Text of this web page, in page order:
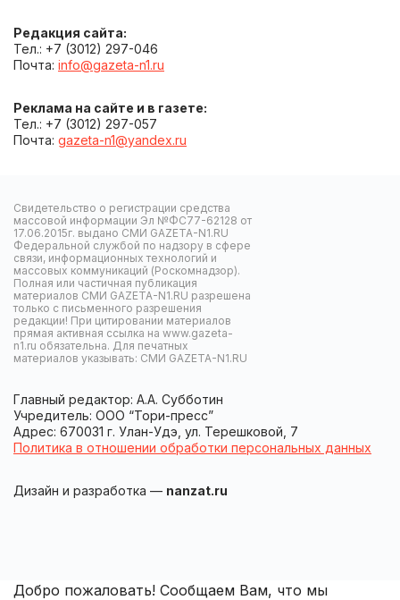
Редакция сайта:
Тел.: +7 (3012) 297-046
Почта: info@gazeta-n1.ru
Реклама на сайте и в газете:
Тел.: +7 (3012) 297-057
Почта: gazeta-n1@yandex.ru
Свидетельство о регистрации средства
массовой информации Эл №ФС77-62128 от
17.06.2015г. выдано СМИ GAZETA-N1.RU
Федеральной службой по надзору в сфере
связи, информационных технологий и
массовых коммуникаций (Роскомнадзор).
Полная или частичная публикация
материалов СМИ GAZETA-N1.RU разрешена
только с письменного разрешения
редакции! При цитировании материалов
прямая активная ссылка на www.gazeta-
n1.ru обязательна. Для печатных
материалов указывать: СМИ GAZETA-N1.RU
Главный редактор: А.А. Субботин
Учредитель: ООО “Тори-пресс”
Адрес: 670031 г. Улан-Удэ, ул. Терешковой, 7
Политика в отношении обработки персональных данных
Дизайн и разработка — nanzat.ru
Добро пожаловать! Сообщаем Вам, что мы